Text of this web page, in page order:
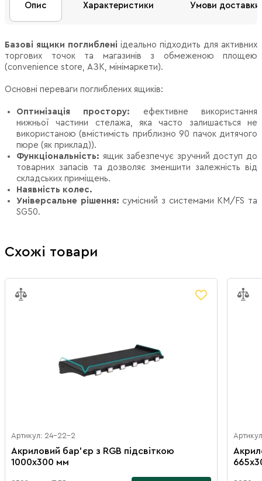
Опис Характеристики Умови доставки
Базові ящики поглиблені ідеально підходить для активних
торгових точок та магазинів з обмеженою площею
(convenience store, АЗК, мінімаркети).
Основні переваги поглиблених ящиків:
Оптимізація простору: ефективне використання
нижньої частини стелажа, яка часто залишається не
використаною (вмістимість приблизно 90 пачок дитячого
пюре (як приклад)).
Функціональність: ящик забезпечує зручний доступ до
товарних запасів та дозволяє зменшити залежність від
складських приміщень.
Наявність колес.
Універсальне рішення: сумісний з системами КМ/FS та
SG50.
Схожі товари
Артикул: 24-22-2
Акриловий бар’єр з RGB підсвіткою
1000х300 мм